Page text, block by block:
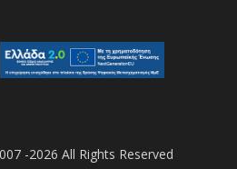
-2026 All Rights Reserved